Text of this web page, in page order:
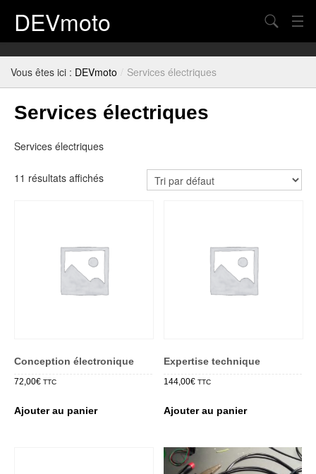
DEVmoto
Contact
Blog
Mon Compte
Panier
Plan du site
Chercher
Vous êtes ici : DEVmoto / Services électriques
Services électriques
Services électriques
11 résultats affichés
Conception électronique
72,00€ TTC
Ajouter au panier
Expertise technique
144,00€ TTC
Ajouter au panier